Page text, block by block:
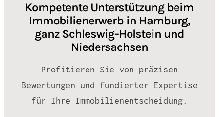
Kompetente Unterstützung beim
Immobilienerwerb in Hamburg,
ganz Schleswig-Holstein und
Niedersachsen
Profitieren Sie von präzisen
Bewertungen und fundierter Expertise
für Ihre Immobilienentscheidung.